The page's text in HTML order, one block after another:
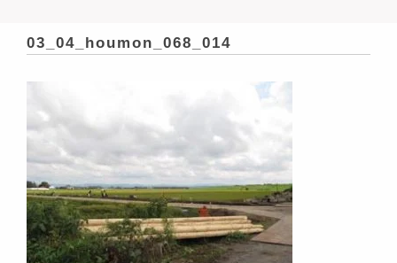
03_04_houmon_068_014